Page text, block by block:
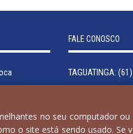
FALE CONOSCO
TAGUATINGA:
VALPARAISO:
no seu computador
o site está sendo usado. Se